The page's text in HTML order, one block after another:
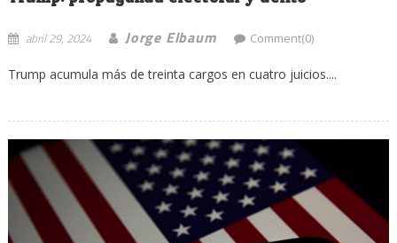
abril 29, 2024 Jorge Elbaum Comment(0)
Trump acumula más de treinta cargos en cuatro juicios....